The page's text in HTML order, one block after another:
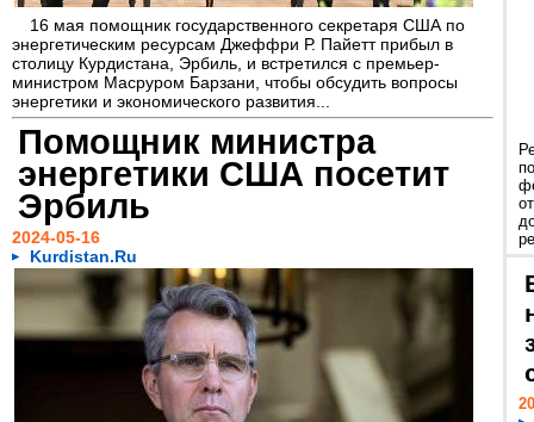
16 мая помощник государственного секретаря США по
энергетическим ресурсам Джеффри Р. Пайетт прибыл в
столицу Курдистана, Эрбиль, и встретился с премьер-
министром Масруром Барзани, чтобы обсудить вопросы
энергетики и экономического развития...
Помощник министра
энергетики США посетит
Эрбиль
2024-05-16
Kurdistan.Ru